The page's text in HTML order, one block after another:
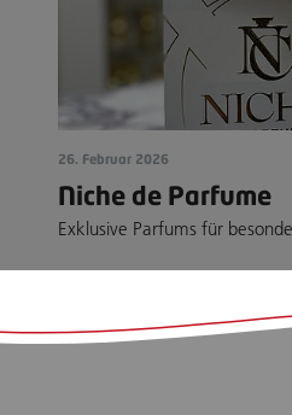
26. Februar 2026
Niche de Parfume
Exklusive Parfums für